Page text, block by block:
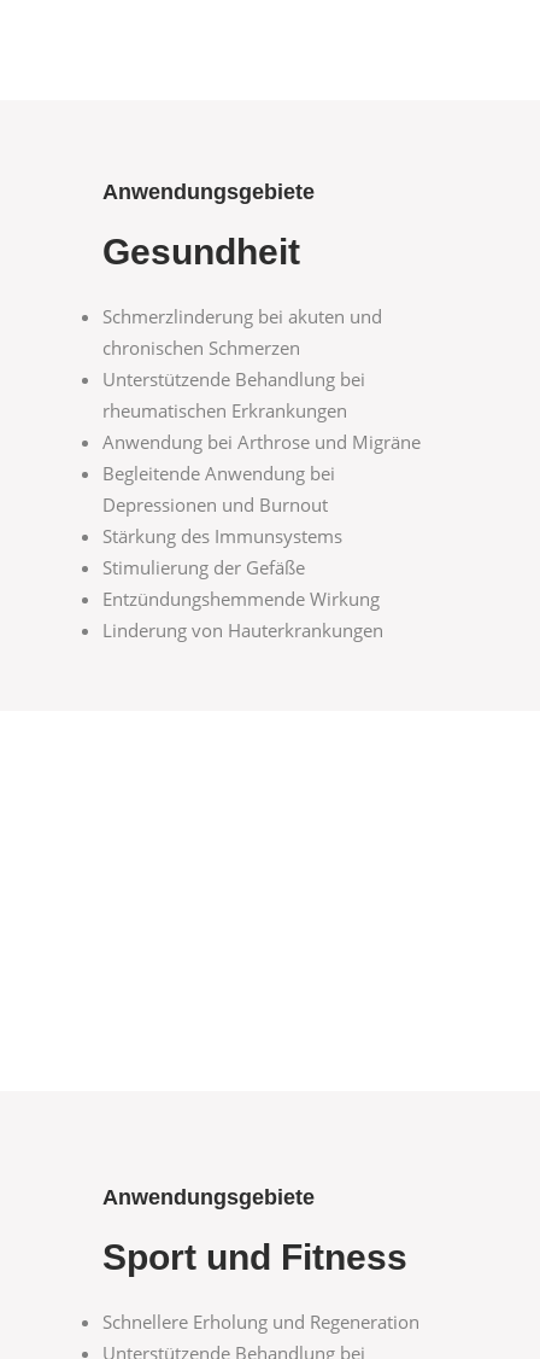
Anwendungsgebiete
Gesundheit
Schmerzlinderung bei akuten und
chronischen Schmerzen
Unterstützende Behandlung bei
rheumatischen Erkrankungen
Anwendung bei Arthrose und Migräne
Begleitende Anwendung bei
Depressionen und Burnout
Stärkung des Immunsystems
Stimulierung der Gefäße
Entzündungshemmende Wirkung
Linderung von Hauterkrankungen
Anwendungsgebiete
Sport und Fitness
Schnellere Erholung und Regeneration
Unterstützende Behandlung bei